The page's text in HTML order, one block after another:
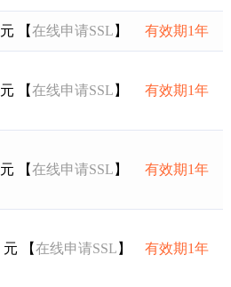
元 【在线申请SSL 】 有效期1年
元 【在线申请SSL 】 有效期1年
元 【在线申请SSL 】 有效期1年
元 【在线申请SSL 】 有效期1年